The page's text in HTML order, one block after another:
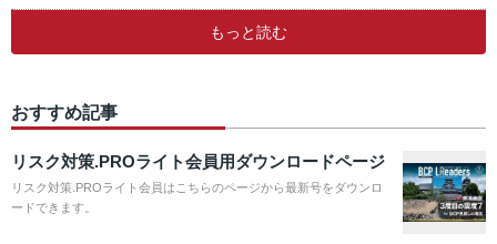
もっと読む
おすすめ記事
リスク対策.PROライト会員用ダウンロードページ
リスク対策.PROライト会員はこちらのページから最新号をダウンロ
ードできます。